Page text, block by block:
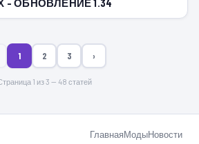
ОБНОВЛЕНИЕ 1.34
1 2 3 ›
1 из 3 — 48 статей
ГлавнаяМодыНовости